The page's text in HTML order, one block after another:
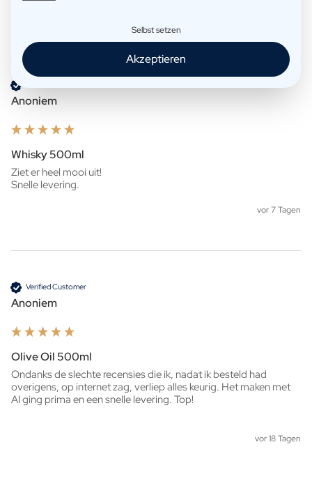
Produktbewertungen Unternehmen
Anoniem
Whisky 500ml
Ziet er heel mooi uit!
Snelle levering.
vor 7 Tagen
Verified Customer
Anoniem
Olive Oil 500ml
Ondanks de slechte recensies die ik, nadat ik besteld had
overigens, op internet zag, verliep alles keurig. Het maken met
AI ging prima en een snelle levering. Top!
vor 18 Tagen
Selbst setzen
Akzeptieren